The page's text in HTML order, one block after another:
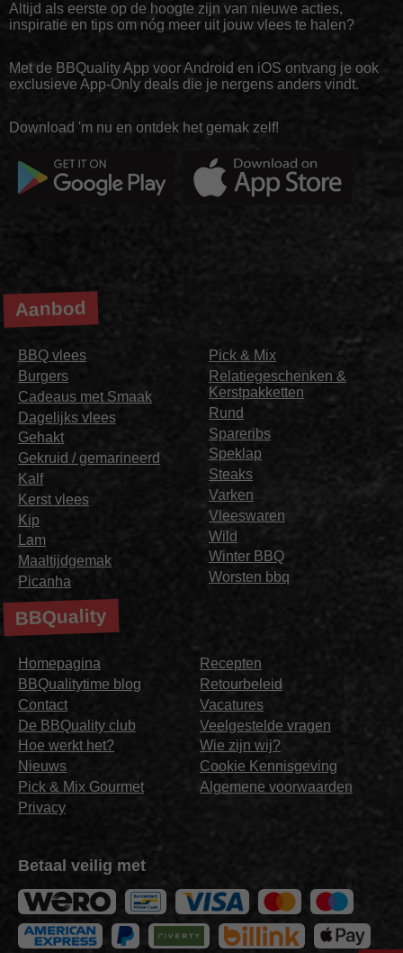
Altijd als eerste op de hoogte zijn van nieuwe acties,
inspiratie en tips om nóg meer uit jouw vlees te halen?
Met de BBQuality App voor Android en iOS ontvang je ook
exclusieve App-Only deals die je nergens anders vindt.
Download 'm nu en ontdek het gemak zelf!
Aanbod
BBQ vlees
Burgers
Cadeaus met Smaak
Dagelijks vlees
Gehakt
Gekruid / gemarineerd
Kalf
Kerst vlees
Kip
Lam
Maaltijdgemak
Picanha
Pick & Mix
Relatiegeschenken &
Kerstpakketten
Rund
Spareribs
Speklap
Steaks
Varken
Vleeswaren
Wild
Winter BBQ
Worsten bbq
BBQuality
Homepagina
BBQualitytime blog
Contact
De BBQuality club
Hoe werkt het?
Nieuws
Pick & Mix Gourmet
Privacy
Recepten
Retourbeleid
Vacatures
Veelgestelde vragen
Wie zijn wij?
Cookie Kennisgeving
Algemene voorwaarden
Betaal veilig met